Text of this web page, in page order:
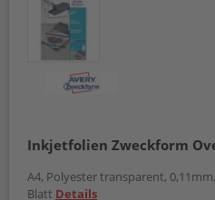
Inkjetfolien Zweckform
A4, Polyester transparent,
Blatt Details